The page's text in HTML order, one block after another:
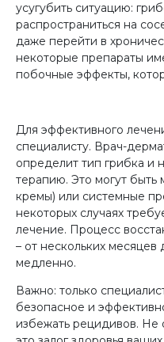
усугубить ситуацию:
распространиться на
даже перейти в
некоторые препараты
побочные эффекты,
Для эффективного
специалисту. Врач-
определит тип грибка и
терапию. Это могут быть
кремы) или системные
некоторых случаях
лечение. Процесс
– от нескольких месяцев
медленно.
Важно: только
безопасное и
избежать рецидивов. Не